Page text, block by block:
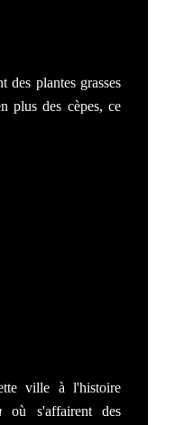
des plantes grasses
plus des cèpes, ce
ville à l'histoire
où s'affairent des